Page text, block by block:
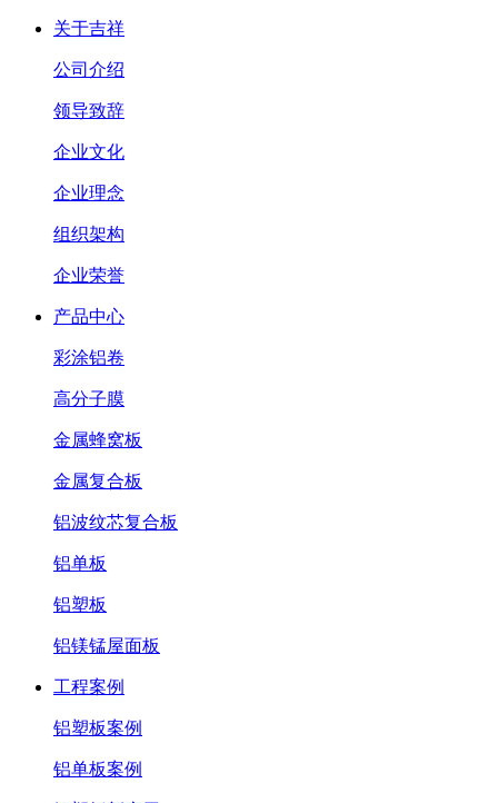
关于吉祥
公司介绍
领导致辞
企业文化
企业理念
组织架构
企业荣誉
产品中心
彩涂铝卷
高分子膜
金属蜂窝板
金属复合板
铝波纹芯复合板
铝单板
铝塑板
铝镁锰屋面板
工程案例
铝塑板案例
铝单板案例